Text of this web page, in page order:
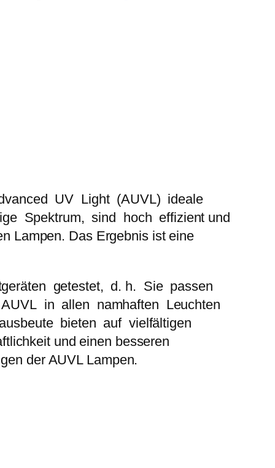
UV Light (AUVL) ideale
Spektrum, sind hoch effizient und
Lampen. Das Ergebnis ist eine
getestet, d. h. Sie passen
in allen namhaften Leuchten
bieten auf vielfältigen
und einen besseren
der AUVL Lampen.